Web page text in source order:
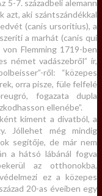
7. századbeli alemann
aki szántszándékkal
(canis ursoritius), a
a marhát (canis qui
Flemming 1719-ben
német vadászebről” ír,
ről: “közepes
orra pisze, füle felfelé
fogazata dupla
ellenébe”.
kiment a divatból, a
Jóllehet még mindig
segítője, de már nem
a hátsó lábánál fogva
az otthonokba,
ez a közepes
20-as éveiben egy